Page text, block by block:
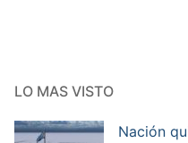
LO MAS VISTO
Nación